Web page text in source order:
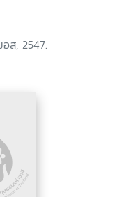
ส, 2547.